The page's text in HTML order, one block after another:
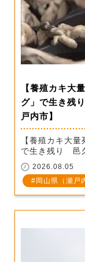
【養殖カキ大
グ」で生き残
戸内市】
【養殖カキ大
で生き残り 邑
2026.08.05
岡山県（瀬戸